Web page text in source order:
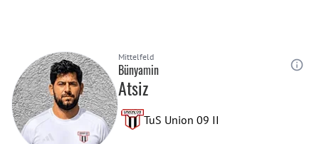
Mittelfeld
Bünyamin
Atsiz
TuS Union 09 II